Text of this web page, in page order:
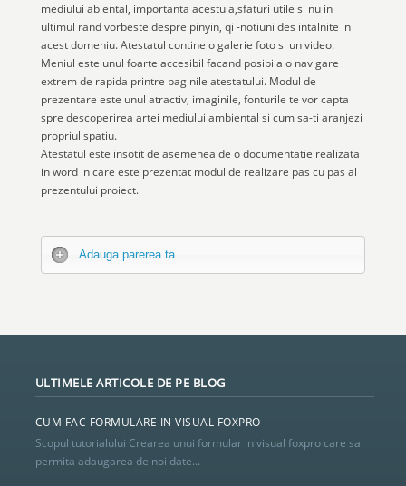
mediului abiental, importanta acestuia,sfaturi utile si nu in
ultimul rand vorbeste despre pinyin, qi -notiuni des intalnite in
acest domeniu. Atestatul contine o galerie foto si un video.
Meniul este unul foarte accesibil facand posibila o navigare
extrem de rapida printre paginile atestatului. Modul de
prezentare este unul atractiv, imaginile, fonturile te vor capta
spre descoperirea artei mediului ambiental si cum sa-ti aranjezi
propriul spatiu.
Atestatul este insotit de asemenea de o documentatie realizata
in word in care este prezentat modul de realizare pas cu pas al
prezentului proiect.
Adauga parerea ta
ULTIMELE ARTICOLE DE PE BLOG
CUM FAC FORMULARE IN VISUAL FOXPRO
Scopul tutorialului Crearea unui formular in visual foxpro care sa
permita adaugarea de noi date...